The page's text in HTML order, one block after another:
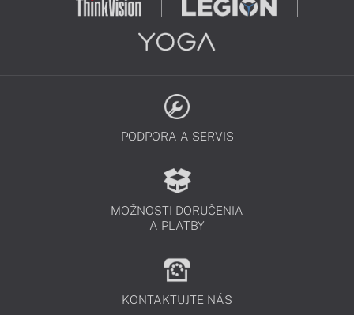
PODPORA A SERVIS
MOŽNOSTI DORUČENIA
A PLATBY
KONTAKTUJTE NÁS